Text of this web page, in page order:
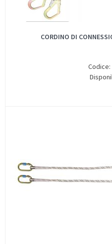
CORDINO DI
Codice: